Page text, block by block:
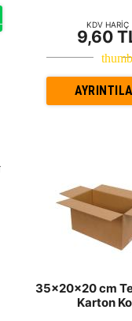
KDV HARİÇ
9,60
35x20x20 cm
Karton